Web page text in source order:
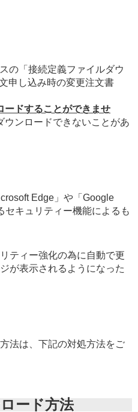
の「接続定義ファイルダウ
申し込み時の変更注文書
ードすることができませ
ウンロードできないことがあ
Edge」や「Google
セキュリティー機能によるも
ティー強化の為に自動で更
が表示されるようになった
法は、下記の対処方法をご
ード方法